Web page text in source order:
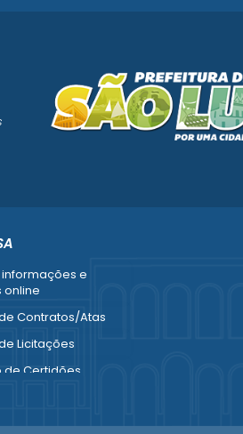
e
online
Contratos/Atas
Licitações
de Certidões